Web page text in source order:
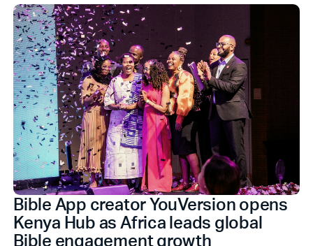
Bible App creator YouVersion opens
Kenya Hub as Africa leads global
Bible engagement growth